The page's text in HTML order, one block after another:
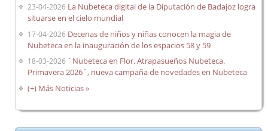
23-04-2026 La Nubeteca digital de la Diputación de Badajoz logra
situarse en el cielo mundial
17-04-2026 Decenas de niños y niñas conocen la magia de
Nubeteca en la inauguración de los espacios 58 y 59
18-03-2026 ´Nubeteca en Flor. Atrapasueños Nubeteca.
Primavera 2026´, nueva campaña de novedades en Nubeteca
(+) Más Noticias »